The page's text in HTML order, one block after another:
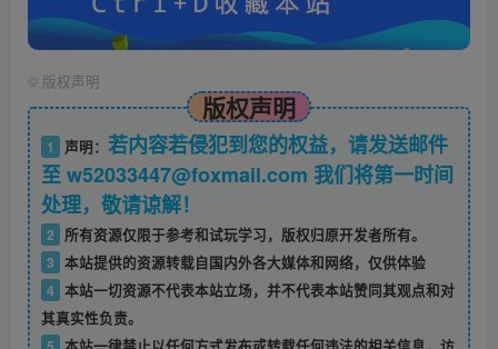
© 版权声明
版权声明
1 声明： 若内容若侵犯到您的权益，请发送邮件
至 w52033447@foxmail.com 我们将第一时间
处理，敬请谅解！
2
所有资源仅限于参考和试玩学习，版权归原开发者所有。
3 本站提供的资源转载自国内外各大媒体和网络，仅供体验
4 本站一切资源不代表本站立场，并不代表本站赞同其观点和对
其真实性负责。